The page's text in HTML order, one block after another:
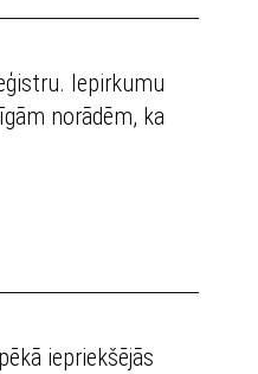
Iepirkumu
norādēm, ka
iepriekšējās